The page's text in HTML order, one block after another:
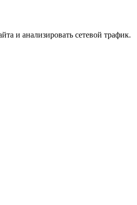
и анализировать сетевой трафик.